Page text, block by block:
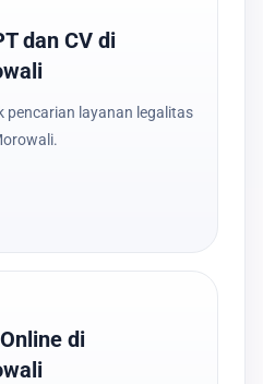
dan CV di
pencarian layanan legalitas
di